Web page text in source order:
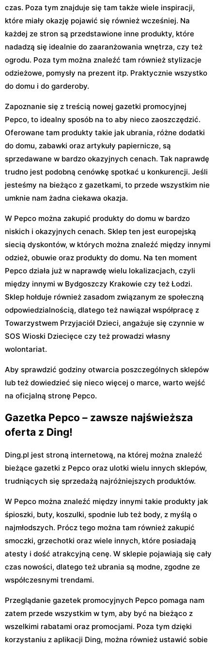
czas. Poza tym znajduje się tam także wiele inspiracji,
które miały okazję pojawić się również wcześniej. Na
każdej ze stron są przedstawione inne produkty, które
nadadzą się idealnie do zaaranżowania wnętrza, czy też
ogrodu. Poza tym można znaleźć tam również stylizacje
odzieżowe, pomysły na prezent itp. Praktycznie wszystko
do domu i do garderoby.
Zapoznanie się z treścią nowej gazetki promocyjnej
Pepco, to idealny sposób na to aby nieco zaoszczędzić.
Oferowane tam produkty takie jak ubrania, różne dodatki
do domu, zabawki oraz artykuły papiernicze, są
sprzedawane w bardzo okazyjnych cenach. Tak naprawdę
trudno jest podobną cenówkę spotkać u konkurencji. Jeśli
jesteśmy na bieżąco z gazetkami, to przede wszystkim nie
umknie nam żadna ciekawa okazja.
W Pepco można zakupić produkty do domu w bardzo
niskich i okazyjnych cenach. Sklep ten jest europejską
siecią dyskontów, w których można znaleźć między innymi
odzież, obuwie oraz produkty do domu. Na ten moment
Pepco działa już w naprawdę wielu lokalizacjach, czyli
między innymi w Bydgoszczy Krakowie czy też Łodzi.
Sklep hołduje również zasadom związanym ze społeczną
odpowiedzialnością, dlatego też nawiązał współpracę z
Towarzystwem Przyjaciół Dzieci, angażuje się czynnie w
SOS Wioski Dziecięce czy też prowadzi własny
wolontariat.
Aby sprawdzić godziny otwarcia poszczególnych sklepów
lub też dowiedzieć się nieco więcej o marce, warto wejść
na oficjalną stronę Pepco.
Gazetka Pepco – zawsze najświeższa
oferta z Ding!
Ding.pl jest stroną internetową, na której można znaleźć
bieżące gazetki z Pepco oraz ulotki wielu innych sklepów,
trudniących się sprzedażą najróżniejszych produktów.
W Pepco można znaleźć między innymi takie produkty jak
śpioszki, buty, koszulki, spodnie lub też body, z myślą o
najmłodszych. Prócz tego można tam również zakupić
smoczki, grzechotki oraz wiele innych, które posiadają
atesty i dość atrakcyjną cenę. W sklepie pojawiają się cały
czas nowości, dlatego też ubrania są modne, zgodne ze
współczesnymi trendami.
Przeglądanie gazetek promocyjnych Pepco pomaga nam
zatem przede wszystkim w tym, aby być na bieżąco z
wszelkimi rabatami oraz promocjami. Poza tym dzięki
korzystaniu z aplikacji Ding, można również ustawić sobie